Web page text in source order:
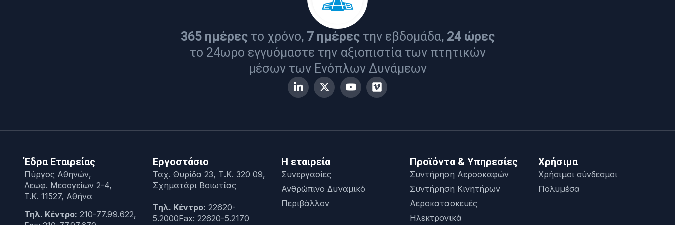
365 ημέρεςτο χρόνο, 7 ημέρες την εβδομάδα, 24 ώρες
το 24ωρο εγγυόμαστε την αξιοπιστία των πτητικών
μέσων των Ενόπλων Δυνάμεων
Έδρα Εταιρείας
Πύργος Αθηνών,
Λεωφ. Μεσογείων 2-4,
T.K. 11527, Αθήνα
Τηλ. Κέντρο: 210-77.99.622,
Εργοστάσιο
Ταχ. Θυρίδα 23, Τ.Κ. 320 09,
Σχηματάρι Βοιωτίας
Τηλ. Κέντρο: 22620-
5.2000Fax: 22620-5.2170
Η εταιρεία
Συνεργασίες
Ανθρώπινο Δυναμικό
Περιβάλλον
Προϊόντα & Υπηρεσίες
Συντήρηση Αεροσκαφών
Συντήρηση Κινητήρων
Αεροκατασκευές
Ηλεκτρονικά
Χρήσιμα
Χρήσιμοι σύνδεσμοι
Πολυμέσα